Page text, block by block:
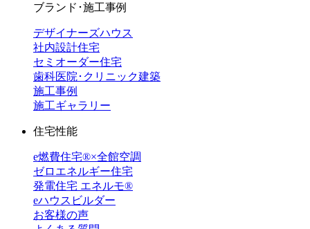
ブランド･施工事例
デザイナーズハウス
社内設計住宅
セミオーダー住宅
歯科医院･クリニック建築
施工事例
施工ギャラリー
住宅性能
e燃費住宅®︎×全館空調
ゼロエネルギー住宅
発電住宅 エネルモ®
eハウスビルダー
お客様の声